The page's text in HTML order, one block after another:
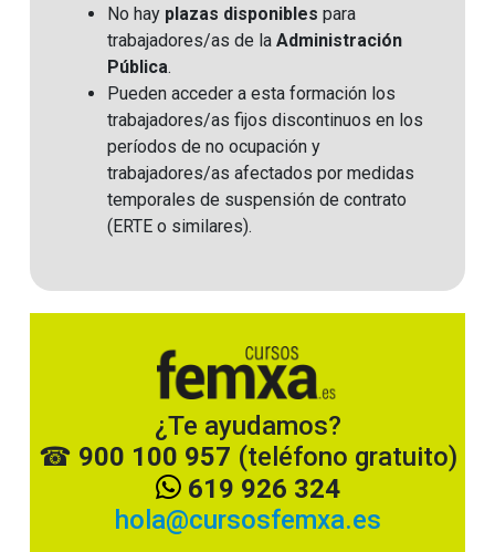
No hay plazas disponibles para
trabajadores/as de la Administración
Pública.
Pueden acceder a esta formación los
trabajadores/as fijos discontinuos en los
períodos de no ocupación y
trabajadores/as afectados por medidas
temporales de suspensión de contrato
(ERTE o similares).
¿Te ayudamos?
☎ 900 100 957 (teléfono gratuito)
619 926 324
hola@cursosfemxa.es